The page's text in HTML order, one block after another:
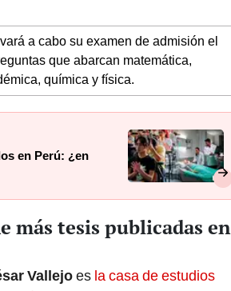
a cabo su examen de admisión el
que abarcan matemática,
química y física.
en Perú: ¿en
más tesis publicadas en
Vallejoes la casa de estudios